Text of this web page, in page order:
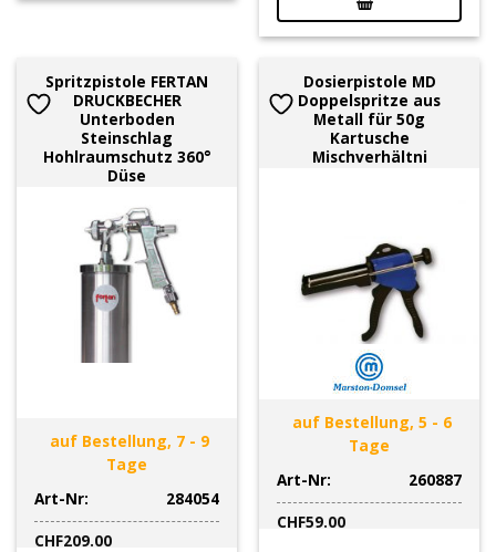
Spritzpistole FERTAN
DRUCKBECHER
Unterboden
Steinschlag
Hohlraumschutz 360°
Düse
auf Bestellung, 7 - 9
Tage
Art-Nr:
284054
CHF209.00
Dosierpistole MD
Doppelspritze aus
Metall für 50g
Kartusche
Mischverhältni
auf Bestellung, 5 - 6
Tage
Art-Nr:
260887
CHF59.00